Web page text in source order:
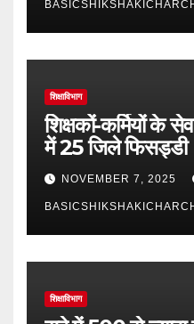
शिक्षाविभाग
शिक्षकों-कर्मियों के
में 25 जिले फिसड्डी
NOVEMBER 7, 2025
शिक्षाविभाग